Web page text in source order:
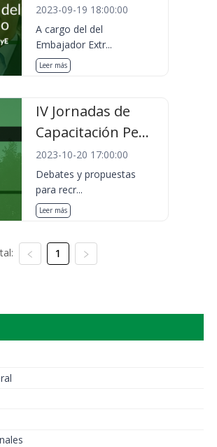
2023-09-19 18:00:00
A cargo del del
Embajador Extr...
Leer más
IV Jornadas de
Capacitación Pe...
2023-10-20 17:00:00
Debates y propuestas
para recr...
Leer más
1